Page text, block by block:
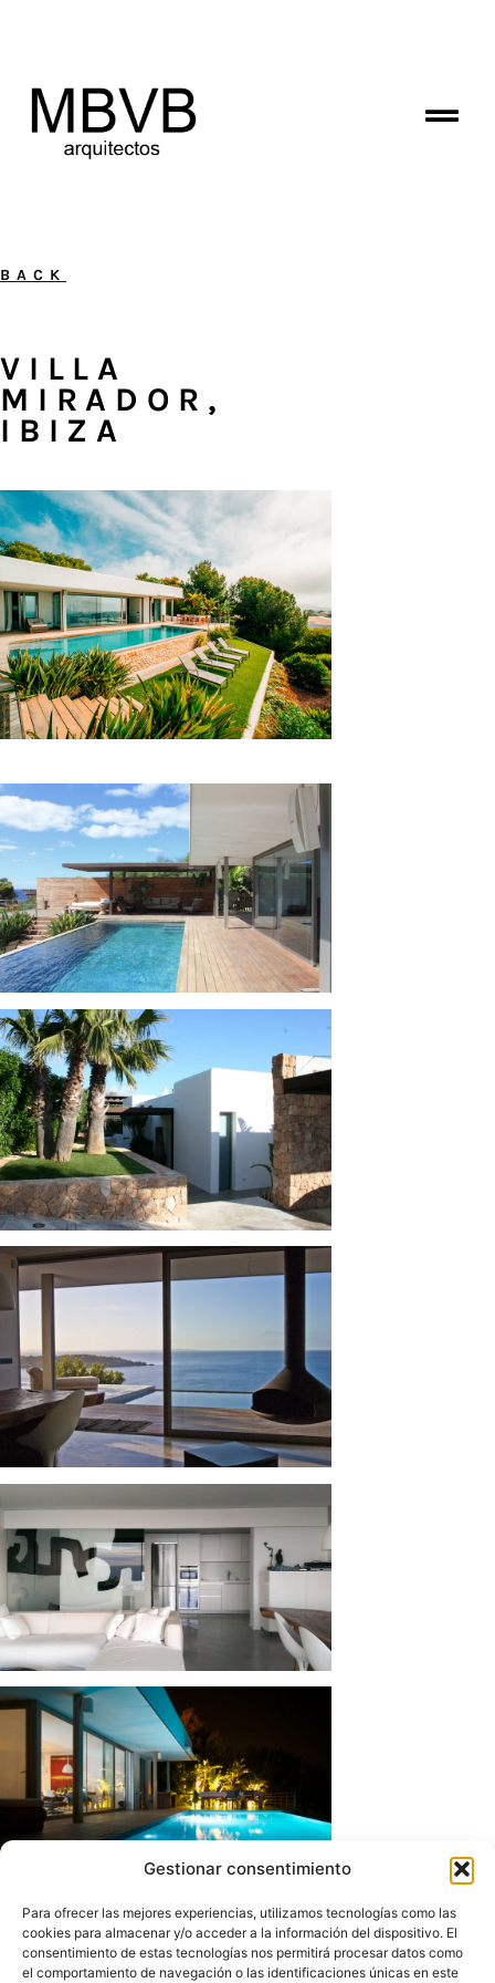
Gestionar consentimiento
Para ofrecer las mejores experiencias, utilizamos tecnologías como las
cookies para almacenar y/o acceder a la información del dispositivo. El
consentimiento de estas tecnologías nos permitirá procesar datos como
el comportamiento de navegación o las identificaciones únicas en este
BACK
VILLA
MIRADOR,
IBIZA